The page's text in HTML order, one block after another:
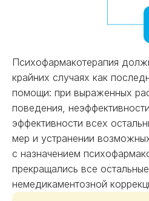
Психофармакотерапия
крайних случаях как
помощи: при выраженных
поведения,
эффективности всех
мер и устранении
с назначением
прекращались все
немедикаментозной